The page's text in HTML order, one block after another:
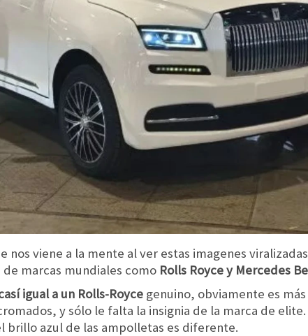
nos viene a la mente al ver estas imagenes
marcas mundiales como Rolls Royce y Mercedes
igual a un Rolls-Royce genuino, obviamente es
y sólo le falta la insignia de la marca de
brillo azul de las ampolletas es diferente.